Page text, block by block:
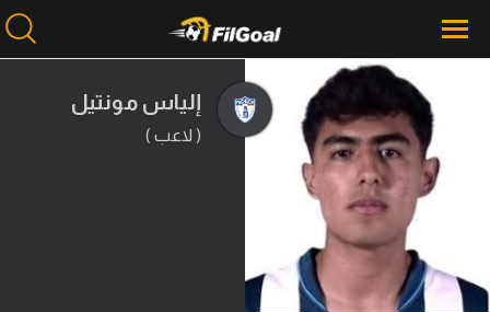
محتوى إخباري
الرئيسية
أخبار
مباريات
ميركاتو
إلياس مونتيل
( لاعب )